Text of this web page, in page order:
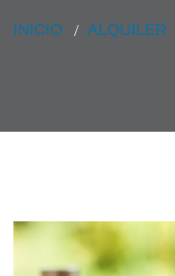
INICIO ALQUILER